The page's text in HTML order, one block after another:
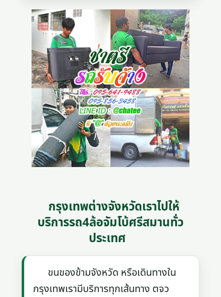
กรุงเทพต่างจังหวัดเราไปให้
บริการรถ4ล้อจัมโบ้ศรีสมานทั่ว
ประเทศ
ขนของข้ามจังหวัด หรือเดินทางใน
กรุงเทพเรามีบริการทุกเส้นทาง ตจว